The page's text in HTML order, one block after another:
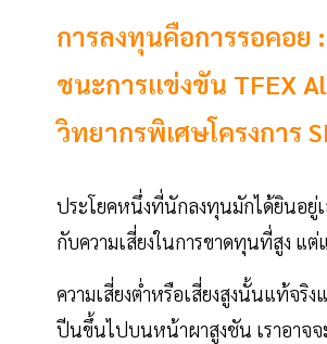
การลงทุนคือการรอคอย
ชนะการแข่งขัน TFEX
วิทยากรพิเศษโครงการ
ประโยคหนึ่งที่นักลงทุนมักได้ยินอยู่
กับความเสี่ยงในการขาดทุนที่สูง แ
ความเสี่ยงต่ำหรือเสี่ยงสูงนั้นแท้จริ
ปีนขึ้นไปบนหน้าผาสูงชัน เราอาจจ